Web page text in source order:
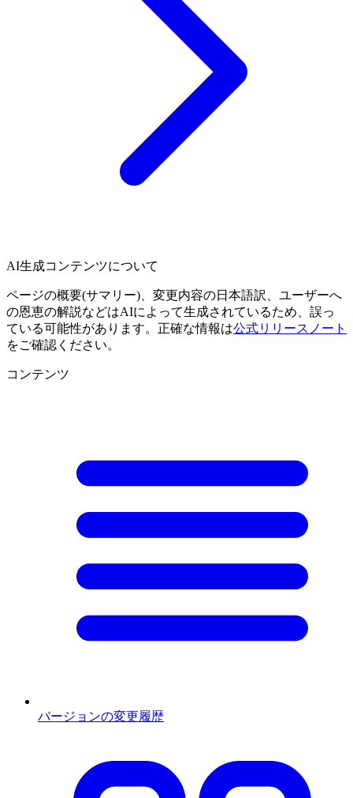
AI生成コンテンツについて
ページの概要(サマリー)、変更内容の日本語訳、ユーザーへ
の恩恵の解説などはAIによって生成されているため、誤っ
ている可能性があります。正確な情報は公式リリースノート
をご確認ください。
コンテンツ
バージョンの変更履歴